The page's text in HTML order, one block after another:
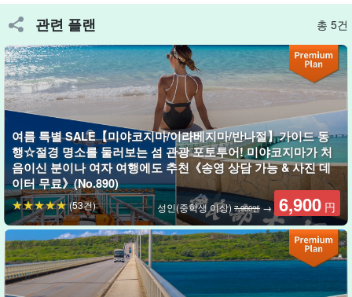
THE 섬추 가이드와 함께 떠나는 현지 체험
다라마 섬에서 태어나고 자랐다“섬추 가이드”가 섬의 역사, 문화, 생
활에 대한 생생한 이야기를 곁들여 안내해 드립니다.
가이드북에 소개되지 않은 현지 명소와 섬 사람만이 알고 있는 에피
소드를 많이 들을 수 있는 것이 이 투어의 묘미다!
관련 플랜 총 5건
여름 특별 SALE【미야코지마/이라베지마/반나절】가이드 동
행☆절경 명소를 둘러보는 섬 관광 포토투어! 미야코지마가 처
음이신 분이나 여자 여행에도 추천《송영 상담 가능 & 사진 데
이터 무료》(No.890)
성인(중학생 이상) 7,900엔→ 6,900 円
(53건)